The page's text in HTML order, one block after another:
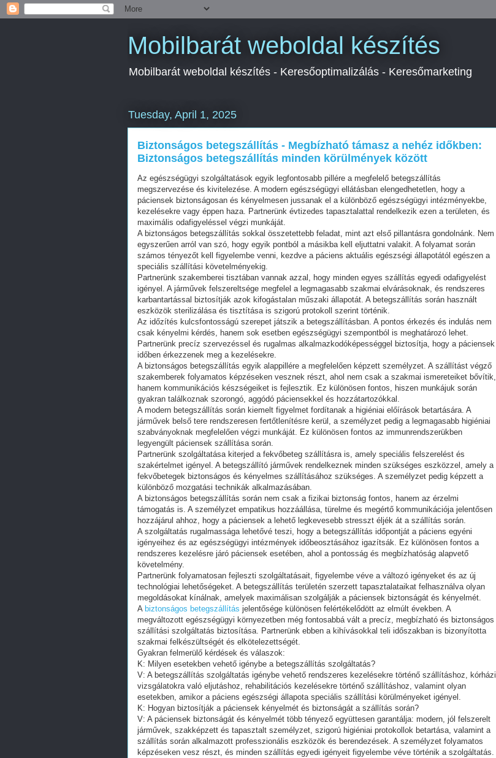
Mobilbarát weboldal készítés
Mobilbarát weboldal készítés - Keresőoptimalizálás - Keresőmarketing
Tuesday, April 1, 2025
Biztonságos betegszállítás - Megbízható támasz a nehéz időkben:
Biztonságos betegszállítás minden körülmények között
Az egészségügyi szolgáltatások egyik legfontosabb pillére a megfelelő betegszállítás
megszervezése és kivitelezése. A modern egészségügyi ellátásban elengedhetetlen, hogy a
páciensek biztonságosan és kényelmesen jussanak el a különböző egészségügyi intézményekbe,
kezelésekre vagy éppen haza. Partnerünk évtizedes tapasztalattal rendelkezik ezen a területen, és
maximális odafigyeléssel végzi munkáját.
A biztonságos betegszállítás sokkal összetettebb feladat, mint azt első pillantásra gondolnánk. Nem
egyszerűen arról van szó, hogy egyik pontból a másikba kell eljuttatni valakit. A folyamat során
számos tényezőt kell figyelembe venni, kezdve a páciens aktuális egészségi állapotától egészen a
speciális szállítási követelményekig.
Partnerünk szakemberei tisztában vannak azzal, hogy minden egyes szállítás egyedi odafigyelést
igényel. A járművek felszereltsége megfelel a legmagasabb szakmai elvárásoknak, és rendszeres
karbantartással biztosítják azok kifogástalan műszaki állapotát. A betegszállítás során használt
eszközök sterilizálása és tisztítása is szigorú protokoll szerint történik.
Az időzítés kulcsfontosságú szerepet játszik a betegszállításban. A pontos érkezés és indulás nem
csak kényelmi kérdés, hanem sok esetben egészségügyi szempontból is meghatározó lehet.
Partnerünk precíz szervezéssel és rugalmas alkalmazkodóképességgel biztosítja, hogy a páciensek
időben érkezzenek meg a kezelésekre.
A biztonságos betegszállítás egyik alappillére a megfelelően képzett személyzet. A szállítást végző
szakemberek folyamatos képzéseken vesznek részt, ahol nem csak a szakmai ismereteiket bővítik,
hanem kommunikációs készségeiket is fejlesztik. Ez különösen fontos, hiszen munkájuk során
gyakran találkoznak szorongó, aggódó páciensekkel és hozzátartozókkal.
A modern betegszállítás során kiemelt figyelmet fordítanak a higiéniai előírások betartására. A
járművek belső tere rendszeresen fertőtlenítésre kerül, a személyzet pedig a legmagasabb higiéniai
szabványoknak megfelelően végzi munkáját. Ez különösen fontos az immunrendszerükben
legyengült páciensek szállítása során.
Partnerünk szolgáltatása kiterjed a fekvőbeteg szállításra is, amely speciális felszerelést és
szakértelmet igényel. A betegszállító járművek rendelkeznek minden szükséges eszközzel, amely a
fekvőbetegek biztonságos és kényelmes szállításához szükséges. A személyzet pedig képzett a
különböző mozgatási technikák alkalmazásában.
A biztonságos betegszállítás során nem csak a fizikai biztonság fontos, hanem az érzelmi
támogatás is. A személyzet empatikus hozzáállása, türelme és megértő kommunikációja jelentősen
hozzájárul ahhoz, hogy a páciensek a lehető legkevesebb stresszt éljék át a szállítás során.
A szolgáltatás rugalmassága lehetővé teszi, hogy a betegszállítás időpontját a páciens egyéni
igényeihez és az egészségügyi intézmények időbeosztásához igazítsák. Ez különösen fontos a
rendszeres kezelésre járó páciensek esetében, ahol a pontosság és megbízhatóság alapvető
követelmény.
Partnerünk folyamatosan fejleszti szolgáltatásait, figyelembe véve a változó igényeket és az új
technológiai lehetőségeket. A betegszállítás területén szerzett tapasztalataikat felhasználva olyan
megoldásokat kínálnak, amelyek maximálisan szolgálják a páciensek biztonságát és kényelmét.
A biztonságos betegszállítás jelentősége különösen felértékelődött az elmúlt években. A
megváltozott egészségügyi környezetben még fontosabbá vált a precíz, megbízható és biztonságos
szállítási szolgáltatás biztosítása. Partnerünk ebben a kihívásokkal teli időszakban is bizonyította
szakmai felkészültségét és elkötelezettségét.
Gyakran felmerülő kérdések és válaszok:
K: Milyen esetekben vehető igénybe a betegszállítás szolgáltatás?
V: A betegszállítás szolgáltatás igénybe vehető rendszeres kezelésekre történő szállításhoz, kórházi
vizsgálatokra való eljutáshoz, rehabilitációs kezelésekre történő szállításhoz, valamint olyan
esetekben, amikor a páciens egészségi állapota speciális szállítási körülményeket igényel.
K: Hogyan biztosítják a páciensek kényelmét és biztonságát a szállítás során?
V: A páciensek biztonságát és kényelmét több tényező együttesen garantálja: modern, jól felszerelt
járművek, szakképzett és tapasztalt személyzet, szigorú higiéniai protokollok betartása, valamint a
szállítás során alkalmazott professzionális eszközök és berendezések. A személyzet folyamatos
képzéseken vesz részt, és minden szállítás egyedi igényeit figyelembe véve történik a szolgáltatás.